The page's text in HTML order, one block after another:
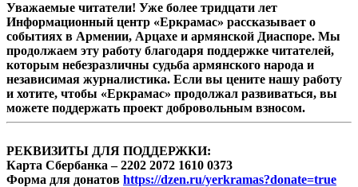
Уважаемые читатели! Уже более тридцати лет
Информационный центр «Еркрамас» рассказывает о
событиях в Армении, Арцахе и армянской Диаспоре. Мы
продолжаем эту работу благодаря поддержке читателей,
которым небезразличны судьба армянского народа и
независимая журналистика. Если вы цените нашу работу
и хотите, чтобы «Еркрамас» продолжал развиваться, вы
можете поддержать проект добровольным взносом.
РЕКВИЗИТЫ ДЛЯ ПОДДЕРЖКИ:
Карта Сбербанка – 2202 2072 1610 0373
Форма для донатов https://dzen.ru/yerkramas?donate=true